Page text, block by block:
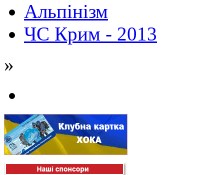
Альпінізм
ЧС Крим - 2013
»